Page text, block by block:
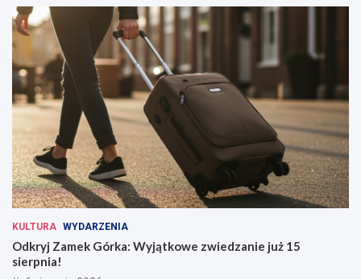
KULTURA WYDARZENIA
Odkryj Zamek Górka: Wyjątkowe zwiedzanie już 15
sierpnia!